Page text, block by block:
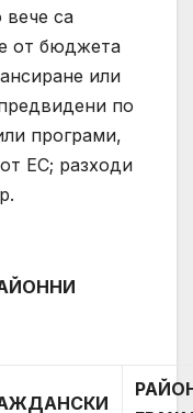
са
от бюджета
или
по
програми,
ЕС; разходи